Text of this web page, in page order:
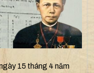
15 tháng 4 năm